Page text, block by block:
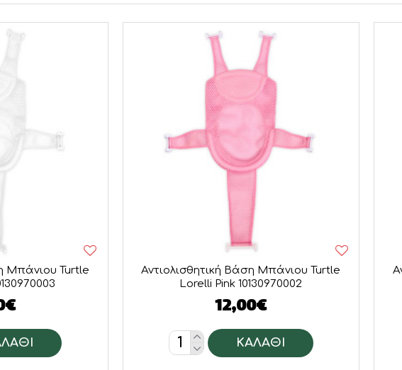
Μπάνιου Turtle
Αντιολισθητική Βάση Μπάνιου Turtle
Lorelli Pink 10130970002
12,00€
ΚΑΛΆΘΙ